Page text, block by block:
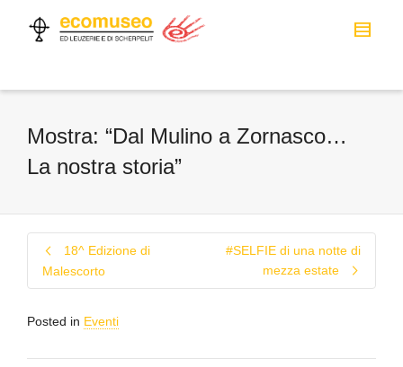
Mostra: “Dal Mulino a Zornasco…
La nostra storia”
18^ Edizione di
Malescorto
#SELFIE di una notte di
mezza estate
Posted in Eventi